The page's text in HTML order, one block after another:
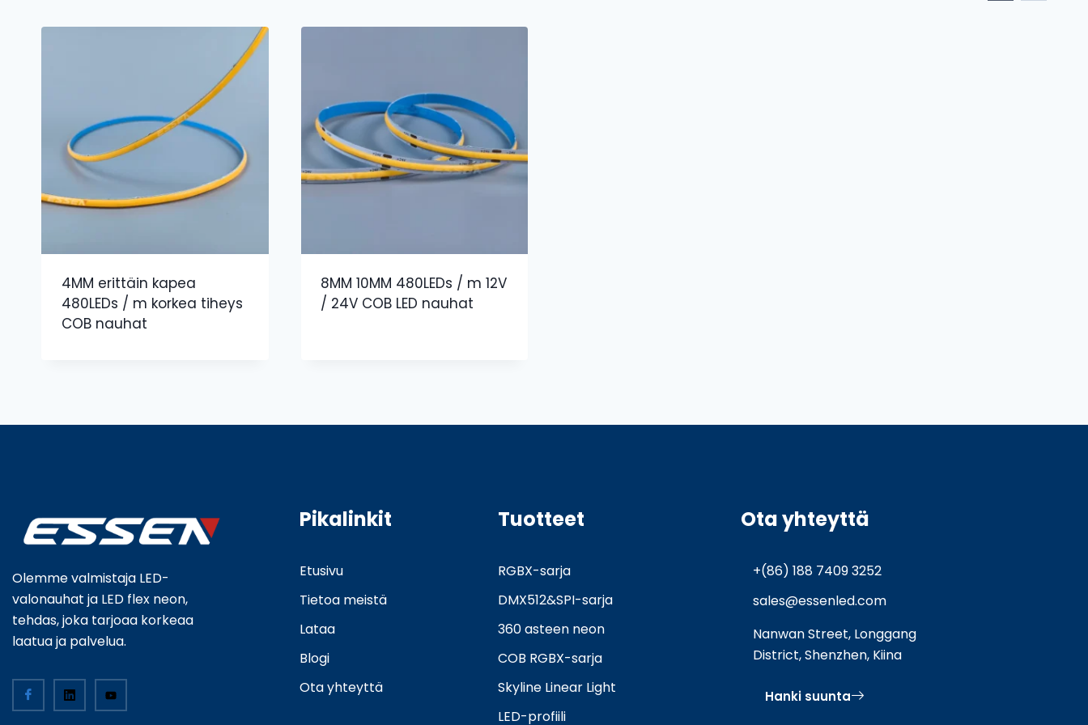
4MM erittäin kapea
480LEDs / m korkea tiheys
COB nauhat
8MM 10MM 480LEDs / m 12V
/ 24V COB LED nauhat
Olemme valmistaja LED-
valonauhat ja LED flex neon,
tehdas, joka tarjoaa korkeaa
laatua ja palvelua.
Pikalinkit
Etusivu
Tietoa meistä
Lataa
Blogi
Ota yhteyttä
Tuotteet
RGBX-sarja
DMX512&SPI-sarja
360 asteen neon
COB RGBX-sarja
Skyline Linear Light
LED-profiili
Ota yhteyttä
+(86) 188 7409 3252
sales@essenled.com
Nanwan Street, Longgang
District, Shenzhen, Kiina
Hanki suunta